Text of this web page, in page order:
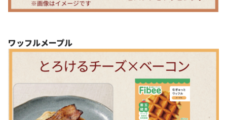
ワッフルメープル